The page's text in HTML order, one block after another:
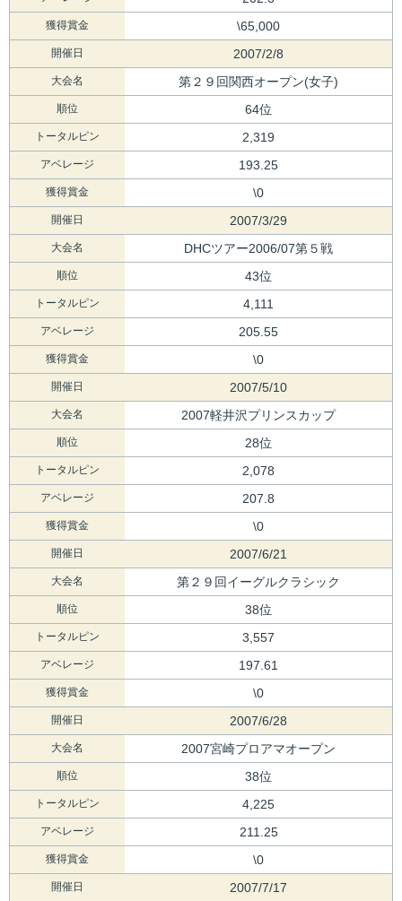
獲得賞金 \65,000
開催日 2007/2/8
大会名 第２９回関西オープン(女子)
順位 64位
トータルピン 2,319
アベレージ 193.25
獲得賞金 \0
開催日 2007/3/29
大会名 DHCツアー2006/07第５戦
順位 43位
トータルピン 4,111
アベレージ 205.55
獲得賞金 \0
開催日 2007/5/10
大会名 2007軽井沢プリンスカップ
順位 28位
トータルピン 2,078
アベレージ 207.8
獲得賞金 \0
開催日 2007/6/21
大会名 第２９回イーグルクラシック
順位 38位
トータルピン 3,557
アベレージ 197.61
獲得賞金 \0
開催日 2007/6/28
大会名 2007宮崎プロアマオープン
順位 38位
トータルピン 4,225
アベレージ 211.25
獲得賞金 \0
開催日 2007/7/17